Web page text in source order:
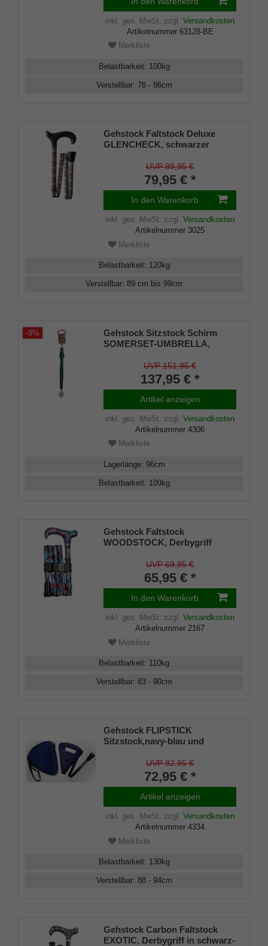
faltbar, inklusiv Schlankpuffer
und Baumwolltasche.
inkl. ges. MwSt. zzgl. Versandkosten
Artikelnummer 63128-BE
Merkliste
Belastbarkeit: 100kg
Verstellbar: 78 - 86cm
Gehstock Faltstock Deluxe
GLENCHECK, schwarzer
aus stabilem Leichtmetall,
faltbar, höhenverstellbar,
inkl.Gummipuffer
UVP 89,95 €
79,95 € *
In den Warenkorb
inkl. ges. MwSt. zzgl. Versandkosten
Artikelnummer 3025
Merkliste
Belastbarkeit: 120kg
Verstellbar: 89 cm bis 99cm
-9%
Gehstock Sitzstock Schirm
SOMERSET-UMBRELLA,
Außenkanten mit Leder
überzogen
UVP 151,95 €
137,95 € *
Artikel anzeigen
inkl. ges. MwSt. zzgl. Versandkosten
Artikelnummer 4306
Merkliste
Lagerlänge: 96cm
Belastbarkeit: 100kg
Gehstock Faltstock
WOODSTOCK, Derbygriff
Leichtmetall, höhenverstellbar,
faltbar, inkl. Gummipuffer,
Halteklammer, Tasche.
UVP 69,95 €
65,95 € *
In den Warenkorb
inkl. ges. MwSt. zzgl. Versandkosten
Artikelnummer 2167
Merkliste
Belastbarkeit: 110kg
Verstellbar: 83 - 90cm
Gehstock FLIPSTICK
Sitzstock,navy-blau und
höhenverstellbar aus stabilem
Leichtmetall,Spezial
Klappsitz/Griff,inklusive
Gummipuffer und praktischer
Nylontasche.
UVP 82,95 €
72,95 € *
Artikel anzeigen
inkl. ges. MwSt. zzgl. Versandkosten
Artikelnummer 4334
Merkliste
Belastbarkeit: 130kg
Verstellbar: 88 - 94cm
Gehstock Carbon Faltstock
EXOTIC, Derbygriff in schwarz-